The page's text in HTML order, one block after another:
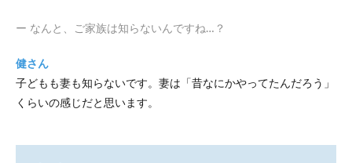
ー なんと、ご家族は知らないんですね…？
健さん
子どもも妻も知らないです。妻は「昔なにかやってたんだろう」
くらいの感じだと思います。